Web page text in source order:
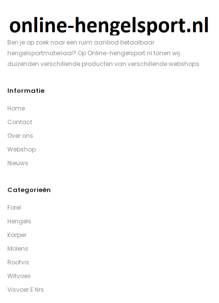
Ben je op zoek naar een ruim aanbod betaalbaar
hengelsportmateriaal? Op Online-hengelsport.nl tonen wij
duizenden verschillende producten van verschillende webshops.
Informatie
Home
Contact
Over ons
Webshop
Nieuws
Categorieën
Forel
Hengels
Karper
Molens
Roofvis
Witvoes
Visvoer E Nrs